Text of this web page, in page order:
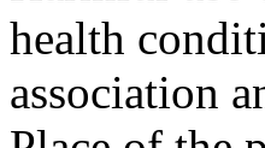
health
association